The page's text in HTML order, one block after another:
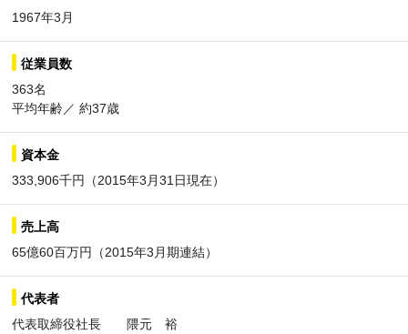
1967年3月
従業員数
363名
平均年齢／ 約37歳
資本金
333,906千円（2015年3月31日現在）
売上高
65億60百万円（2015年3月期連結）
代表者
代表取締役社長 隈元 裕